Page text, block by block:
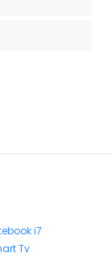
i7
Tv